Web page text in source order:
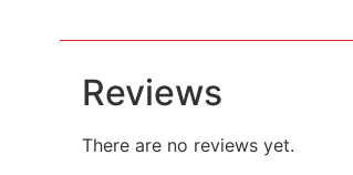
Reviews
There are no reviews yet.